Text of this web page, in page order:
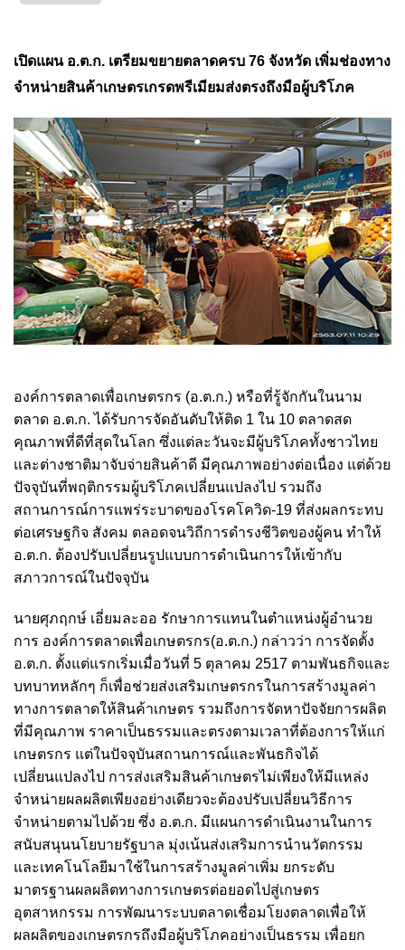
เปิดแผน อ.ต.ก. เตรียมขยายตลาดครบ 76 จังหวัด เพิ่มช่องทาง
จำหน่ายสินค้าเกษตรเกรดพรีเมียมส่งตรงถึงมือผู้บริโภค
องค์การตลาดเพื่อเกษตรกร (อ.ต.ก.) หรือที่รู้จักกันในนาม
ตลาด อ.ต.ก. ได้รับการจัดอันดับให้ติด 1 ใน 10 ตลาดสด
คุณภาพที่ดีที่สุดในโลก ซึ่งแต่ละวันจะมีผู้บริโภคทั้งชาวไทย
และต่างชาติมาจับจ่ายสินค้าดี มีคุณภาพอย่างต่อเนื่อง แต่ด้วย
ปัจจุบันที่พฤติกรรมผู้บริโภคเปลี่ยนแปลงไป รวมถึง
สถานการณ์การแพร่ระบาดของโรคโควิด-19 ที่ส่งผลกระทบ
ต่อเศรษฐกิจ สังคม ตลอดจนวิถีการดำรงชีวิตของผู้คน ทำให้
อ.ต.ก. ต้องปรับเปลี่ยนรูปแบบการดำเนินการให้เข้ากับ
สภาวการณ์ในปัจจุบัน
นายศุภฤกษ์ เอี่ยมละออ รักษาการแทนในตำแหน่งผู้อำนวย
การ องค์การตลาดเพื่อเกษตรกร(อ.ต.ก.) กล่าวว่า การจัดตั้ง
อ.ต.ก. ตั้งแต่แรกเริ่มเมื่อวันที่ 5 ตุลาคม 2517 ตามพันธกิจและ
บทบาทหลักๆ ก็เพื่อช่วยส่งเสริมเกษตรกรในการสร้างมูลค่า
ทางการตลาดให้สินค้าเกษตร รวมถึงการจัดหาปัจจัยการผลิต
ที่มีคุณภาพ ราคาเป็นธรรมและตรงตามเวลาที่ต้องการให้แก่
เกษตรกร แต่ในปัจจุบันสถานการณ์และพันธกิจได้
เปลี่ยนแปลงไป การส่งเสริมสินค้าเกษตรไม่เพียงให้มีแหล่ง
จำหน่ายผลผลิตเพียงอย่างเดียวจะต้องปรับเปลี่ยนวิธีการ
จำหน่ายตามไปด้วย ซึ่ง อ.ต.ก. มีแผนการดำเนินงานในการ
สนับสนุนนโยบายรัฐบาล มุ่งเน้นส่งเสริมการนำนวัตกรรม
และเทคโนโลยีมาใช้ในการสร้างมูลค่าเพิ่ม ยกระดับ
มาตรฐานผลผลิตทางการเกษตรต่อยอดไปสู่เกษตร
อุตสาหกรรม การพัฒนาระบบตลาดเชื่อมโยงตลาดเพื่อให้
ผลผลิตของเกษตรกรถึงมือผู้บริโภคอย่างเป็นธรรม เพื่อยก